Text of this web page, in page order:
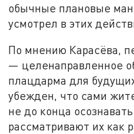
обычные плановые
усмотрел в этих
По мнению Карасёва,
— целенаправленное
плацдарма для
убежден, что сами
не до конца
рассматривают их как